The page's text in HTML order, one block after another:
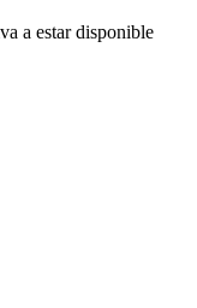
a estar disponible